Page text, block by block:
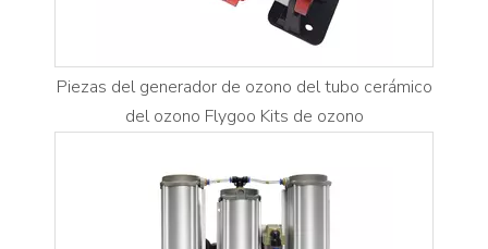
Piezas del generador de ozono del tubo cerámico
del ozono Flygoo Kits de ozono